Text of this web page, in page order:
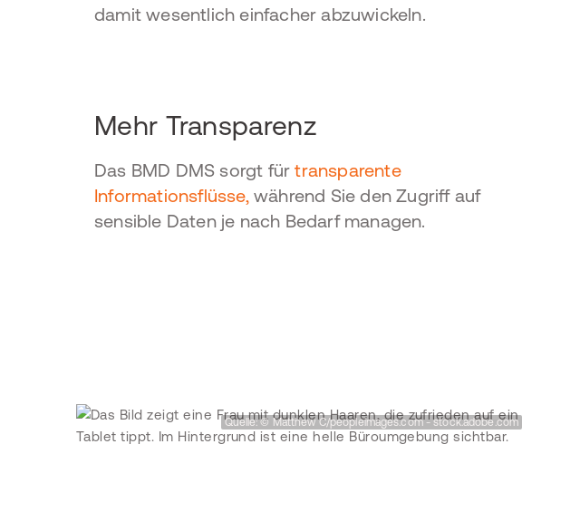
damit wesentlich einfacher abzuwickeln.
Mehr Transparenz
Das BMD DMS sorgt fürtransparente
Informationsflüsse, während Sie den Zugriff auf
sensible Daten je nach Bedarf managen.
Quelle: © Matthew C/peopleimages.com - stock.adobe.com